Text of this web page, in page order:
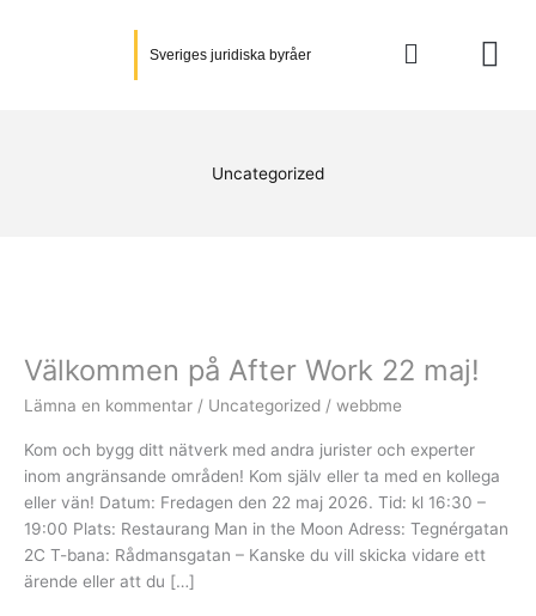
Sveriges juridiska byråer
Uncategorized
Välkommen på After Work 22 maj!
Lämna en kommentar / Uncategorized / webbme
Kom och bygg ditt nätverk med andra jurister och experter
inom angränsande områden! Kom själv eller ta med en kollega
eller vän! Datum: Fredagen den 22 maj 2026. Tid: kl 16:30 –
19:00 Plats: Restaurang Man in the Moon Adress: Tegnérgatan
2C T-bana: Rådmansgatan – Kanske du vill skicka vidare ett
ärende eller att du […]
After
maj!